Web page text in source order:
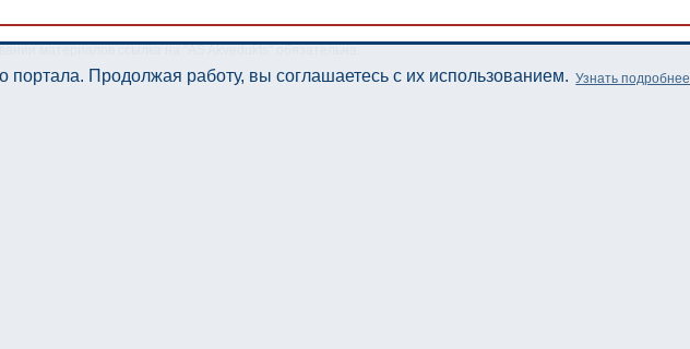
Продолжая работу, вы соглашаетесь с их использованием. Узнать подробнее